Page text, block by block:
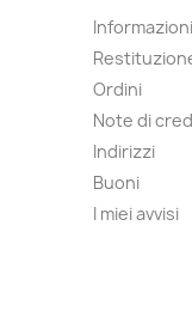
Ordini
Note di
Indirizzi
Buoni
I miei avvisi